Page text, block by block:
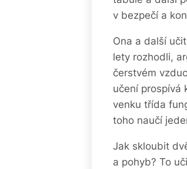
v bezpečí a
Ona a další
lety rozhodli,
čerstvém
učení prospívá
venku třída
toho naučí
Jak skloubit
a pohyb? To